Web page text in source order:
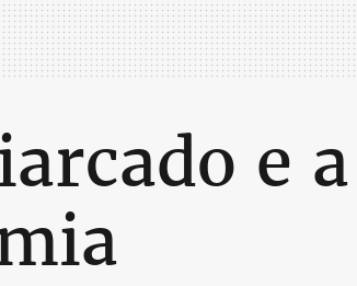
e a